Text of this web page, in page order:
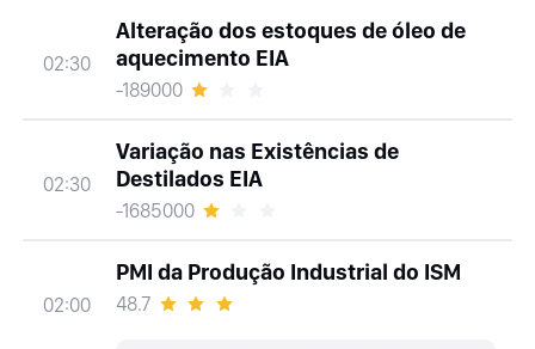
02:30
Alteração dos estoques de óleo de
aquecimento EIA
-189000
02:30
Variação nas Existências de
Destilados EIA
-1685000
02:00
PMI da Produção Industrial do ISM
48.7